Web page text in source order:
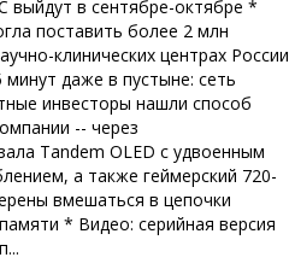
выйдут в сентябре-октябре *
поставить более 2 млн
клинических центрах России
даже в пустыне: сеть
инвесторы нашли способ
-- через
Tandem OLED с удвоенным
а также геймерский 720-
вмешаться в цепочки
* Видео: серийная версия